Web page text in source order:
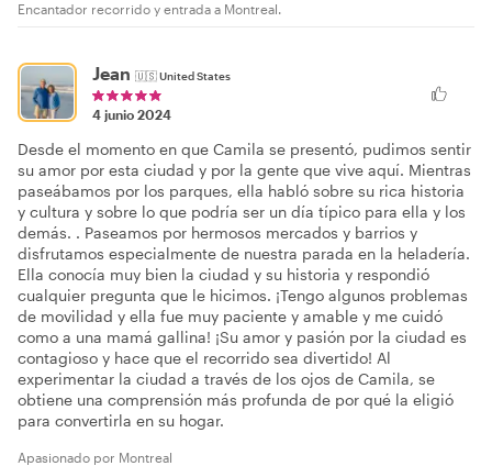
Encantador recorrido y entrada a Montreal.
Jean 🇺🇸United States
4 junio 2024
Desde el momento en que Camila se presentó, pudimos sentir
su amor por esta ciudad y por la gente que vive aquí. Mientras
paseábamos por los parques, ella habló sobre su rica historia
y cultura y sobre lo que podría ser un día típico para ella y los
demás. . Paseamos por hermosos mercados y barrios y
disfrutamos especialmente de nuestra parada en la heladería.
Ella conocía muy bien la ciudad y su historia y respondió
cualquier pregunta que le hicimos. ¡Tengo algunos problemas
de movilidad y ella fue muy paciente y amable y me cuidó
como a una mamá gallina! ¡Su amor y pasión por la ciudad es
contagioso y hace que el recorrido sea divertido! Al
experimentar la ciudad a través de los ojos de Camila, se
obtiene una comprensión más profunda de por qué la eligió
para convertirla en su hogar.
Apasionado por Montreal